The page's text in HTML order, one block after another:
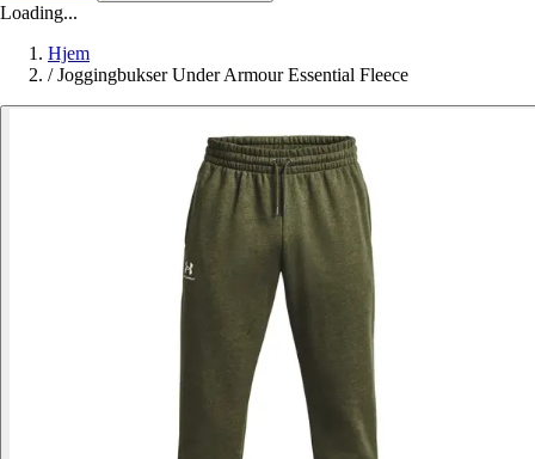
Loading...
Hjem
/ Joggingbukser Under Armour Essential Fleece